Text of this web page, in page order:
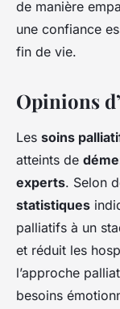
de manière
une confiance
fin de vie.
Opinions
Les soins
atteints de
experts. Selon
statistiques
palliatifs à un
et réduit les
l’approche
besoins